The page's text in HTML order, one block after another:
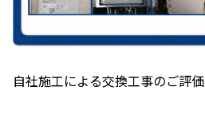
自社施工による交換工事のご評価